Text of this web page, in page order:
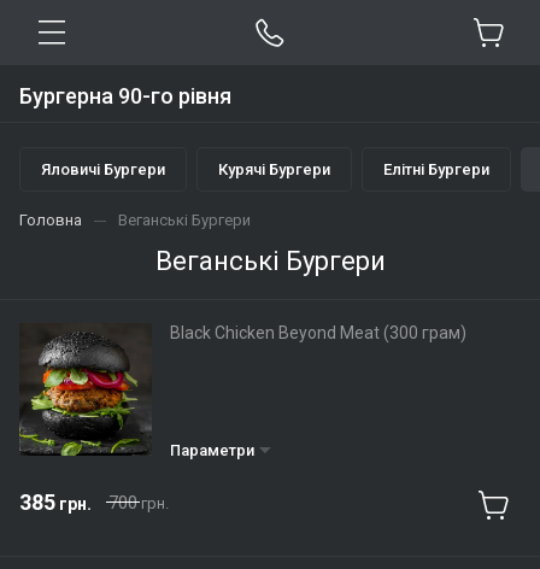
Бургерна 90-го рівня
Яловичі Бургери Курячі Бургери Елітні Бургери
Головна Веганські Бургери
Веганські Бургери
Black Chicken Beyond Meat (300 грам)
Параметри
700грн.
385 грн.